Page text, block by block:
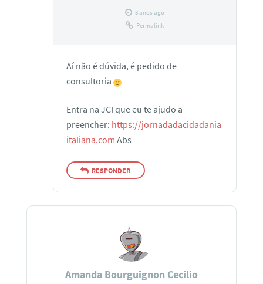
3 anos ago
Permalink
Aí não é dúvida, é pedido de
consultoria
Entra na JCI que eu te ajudo a
preencher: https://jornadadacidadania
italiana.com Abs
RESPONDER
Amanda Bourguignon Cecilio